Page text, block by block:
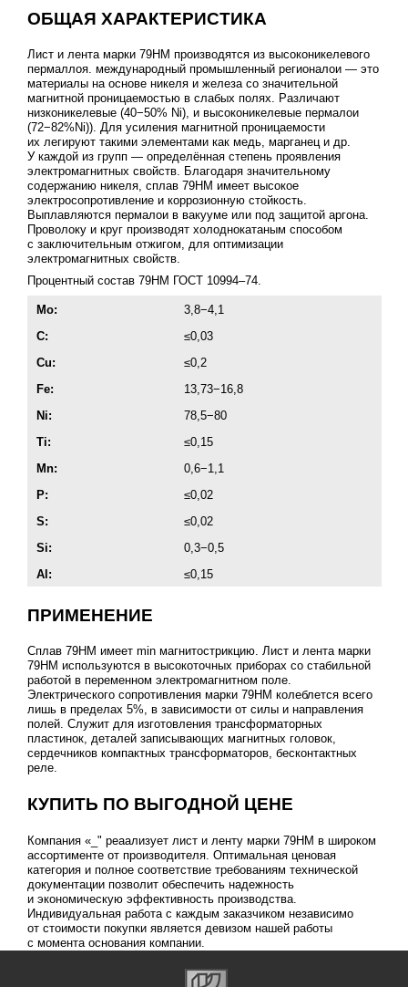
ОБЩАЯ ХАРАКТЕРИСТИКА
Лист и лента марки 79НМ производятся из высоконикелевого
пермаллоя. международный промышленный регионалои — это
материалы на основе никеля и железа со значительной
магнитной проницаемостью в слабых полях. Различают
низконикелевые (40−50% Ni), и высоконикелевые пермалои
(72−82%Ni)). Для усиления магнитной проницаемости
их легируют такими элементами как медь, марганец и др.
У каждой из групп — определённая степень проявления
электромагнитных свойств. Благодаря значительному
содержанию никеля, сплав 79НМ имеет высокое
электросопротивление и коррозионную стойкость.
Выплавляются пермалои в вакууме или под защитой аргона.
Проволоку и круг производят холоднокатаным способом
с заключительным отжигом, для оптимизации
электромагнитных свойств.
Процентный состав 79НМ ГОСТ 10994–74.
Мо:
3,8−4,1
C:
≤0,03
Cu:
≤0,2
Fe:
13,73−16,8
Ni:
78,5−80
Ti:
≤0,15
Mn:
0,6−1,1
P:
≤0,02
S:
≤0,02
Si:
0,3−0,5
Al:
≤0,15
ПРИМЕНЕНИЕ
Сплав 79НМ имеет min магнитострикцию. Лист и лента марки
79НМ используются в высокоточных приборах со стабильной
работой в переменном электромагнитном поле.
Электрического сопротивления марки 79НМ колеблется всего
лишь в пределах 5%, в зависимости от силы и направления
полей. Служит для изготовления трансформаторных
пластинок, деталей записывающих магнитных головок,
сердечников компактных трансформаторов, бесконтактных
реле.
КУПИТЬ ПО ВЫГОДНОЙ ЦЕНЕ
Компания «_" реаализует лист и ленту марки 79НМ в широком
ассортименте от производителя. Оптимальная ценовая
категория и полное соответствие требованиям технической
документации позволит обеспечить надежность
и экономическую эффективность производства.
Индивидуальная работа с каждым заказчиком независимо
от стоимости покупки является девизом нашей работы
с момента основания компании.